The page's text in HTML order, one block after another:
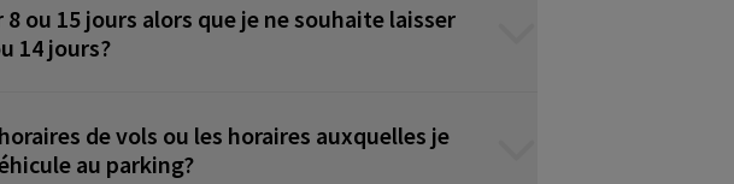
ou 15 jours alors que je ne souhaite laisser
14 jours?
de vols ou les horaires auxquelles je
au parking?